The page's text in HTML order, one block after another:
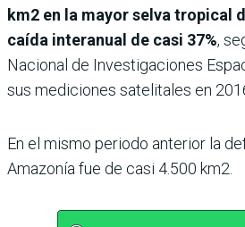
km2 en la mayor selva tropical
caída interanual de casi 37%,
Nacional de Investigaciones
sus mediciones satelitales en
En el mismo periodo anterior la
Amazonía fue de casi 4.500 km2.